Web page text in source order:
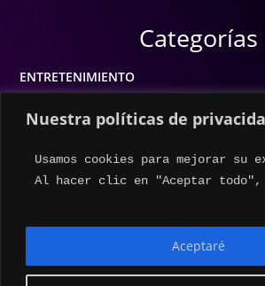
Nuestra políticas de
Usamos cookies para mejorar
Al hacer clic en "Aceptar todo",
Aceptaré
Categorías
ENTRETENIMIENTO
ESTILO DE VIDA